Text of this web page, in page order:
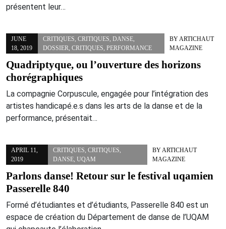
présentent leur…
JUNE
18, 2019
CRITIQUES,CRITIQUES,DANSE,
DOSSIER,CRITIQUES,PERFORMANCE
BYARTICHAUT
MAGAZINE
Quadriptyque, ou l’ouverture des horizons
chorégraphiques
La compagnie Corpuscule, engagée pour l’intégration des
artistes handicapé.e.s dans les arts de la danse et de la
performance, présentait…
APRIL 11,
2019
CRITIQUES,CRITIQUES,
DANSE,UQAM
BYARTICHAUT
MAGAZINE
Parlons danse! Retour sur le festival uqamien
Passerelle 840
Formé d’étudiantes et d’étudiants, Passerelle 840 est un
espace de création du Département de danse de l’UQAM